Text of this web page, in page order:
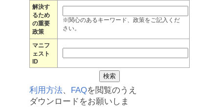
解決す
るため
の重要
政策
※関心のあるキーワード、政策をご記入くだ
さい。
マニフ
ェスト
ID
利用方法、 FAQを閲覧のうえ
ダウンロードをお願いしま